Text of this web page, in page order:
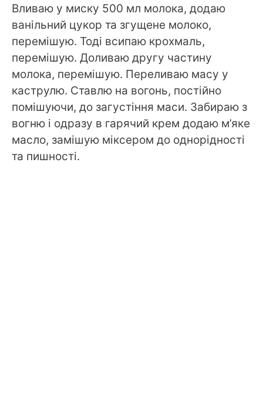
Вливаю у миску 500 мл молока, додаю
ванільний цукор та згущене молоко,
перемішую. Тоді всипаю крохмаль,
перемішую. Доливаю другу частину
молока, перемішую. Переливаю масу у
каструлю. Ставлю на вогонь, постійно
помішуючи, до загустіння маси. Забираю з
вогню і одразу в гарячий крем додаю м’яке
масло, замішую міксером до однорідності
та пишності.